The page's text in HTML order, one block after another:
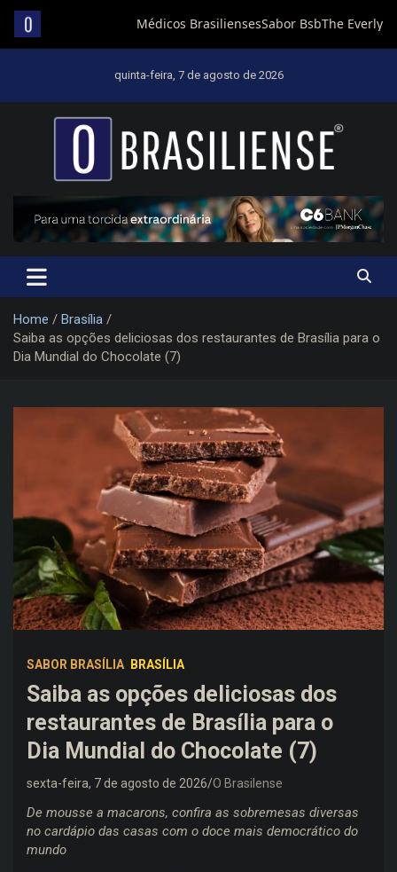
quinta-feira, 7 de agosto de 2026
Um diário de notícias que trabalha por Brasília
Home
Brasília
Saiba as opções deliciosas dos restaurantes de Brasília para o
Dia Mundial do Chocolate (7)
SABOR BRASÍLIA BRASÍLIA
Saiba as opções deliciosas dos
restaurantes de Brasília para o
Dia Mundial do Chocolate (7)
sexta-feira, 7 de agosto de 2026 O Brasilense
De mousse a macarons, confira as sobremesas diversas
no cardápio das casas com o doce mais democrático do
mundo